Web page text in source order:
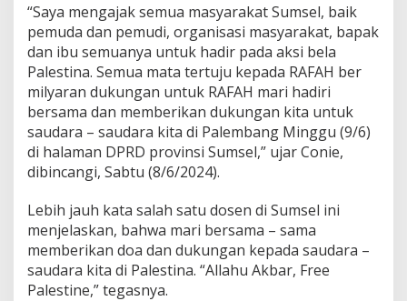
u
n
k
e
J
a
l
a
n
“Saya mengajak semua masyarakat Sumsel, baik
pemuda dan pemudi, organisasi masyarakat, bapak
dan ibu semuanya untuk hadir pada aksi bela
Palestina. Semua mata tertuju kepada RAFAH ber
milyaran dukungan untuk RAFAH mari hadiri
bersama dan memberikan dukungan kita untuk
saudara – saudara kita di Palembang Minggu (9/6)
di halaman DPRD provinsi Sumsel,” ujar Conie,
dibincangi, Sabtu (8/6/2024).
Lebih jauh kata salah satu dosen di Sumsel ini
menjelaskan, bahwa mari bersama – sama
memberikan doa dan dukungan kepada saudara –
saudara kita di Palestina. “Allahu Akbar, Free
Palestine,” tegasnya.